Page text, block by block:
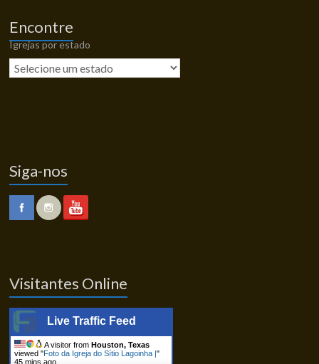
Encontre
Igrejas por estado
Siga-nos
Visitantes Online
Live Traffic Feed
A visitor fromHouston, Texas
viewed "Foto da Igreja do Sítio Lagoinha |"
45 mins ago